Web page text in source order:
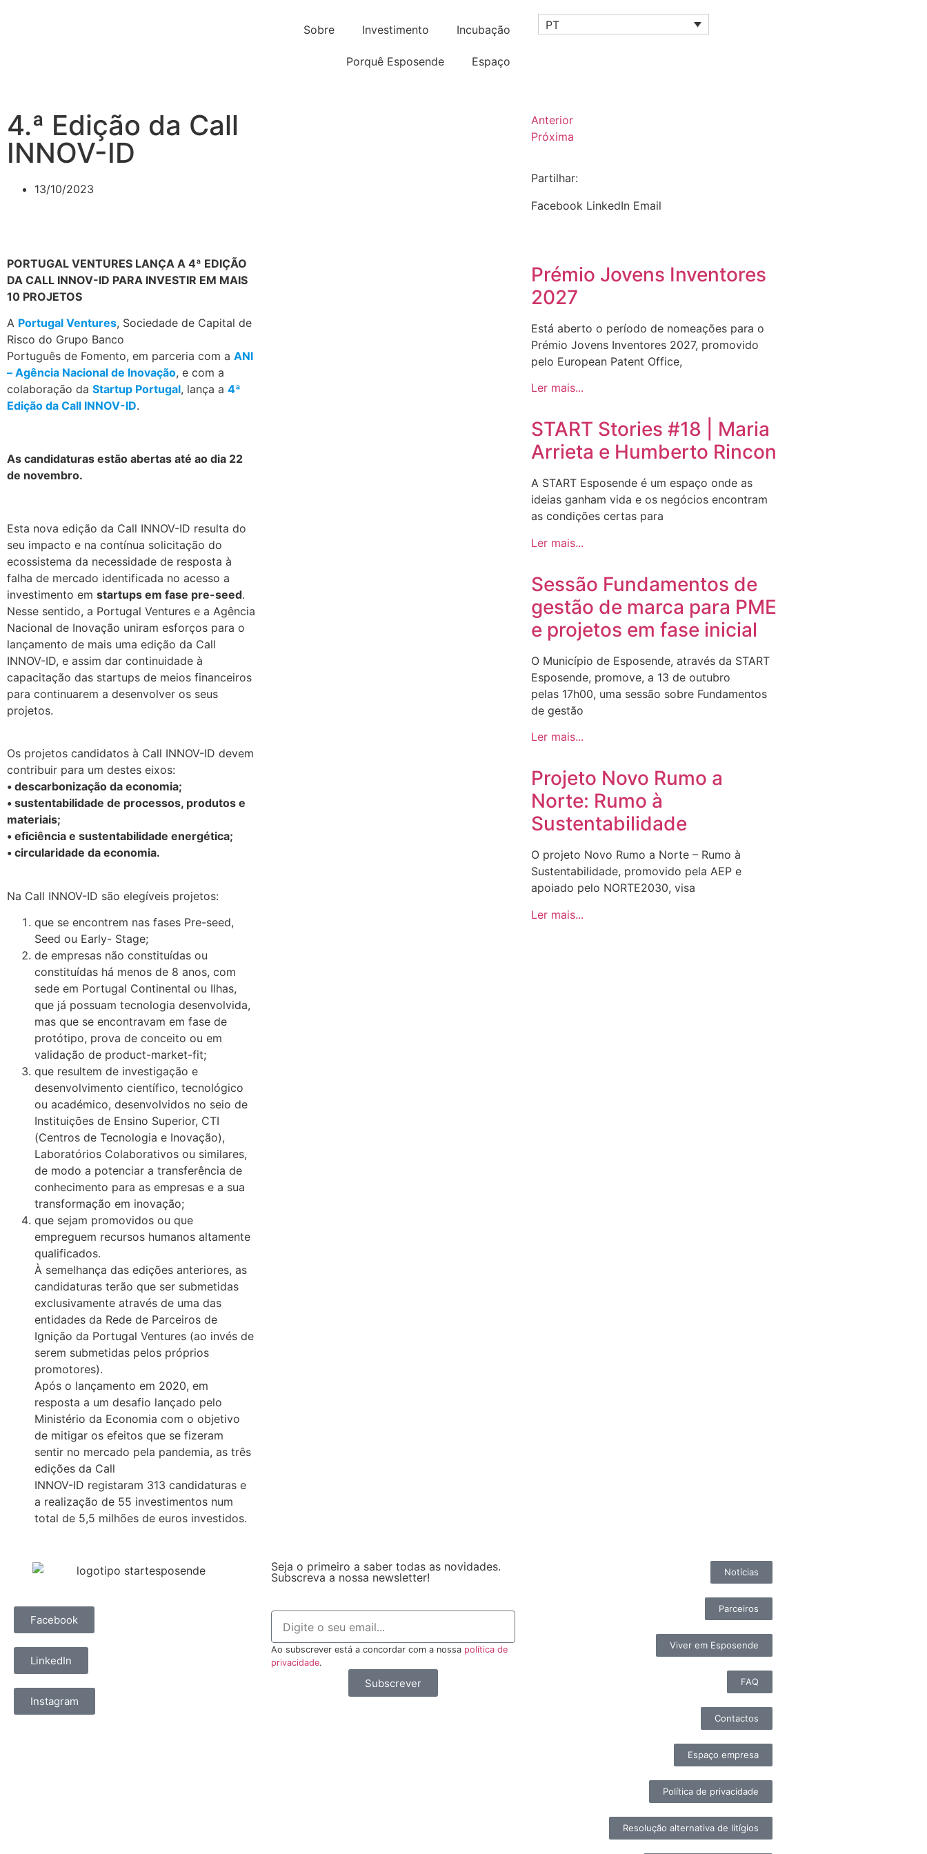
Sobre Investimento Incubação
Porquê Esposende Espaço
PT
4.ª Edição da Call
INNOV-ID
13/10/2023
PORTUGAL VENTURES LANÇA A 4ª EDIÇÃO
DA CALL INNOV-ID PARA INVESTIR EM MAIS
10 PROJETOS
A Portugal Ventures, Sociedade de Capital de
Risco do Grupo Banco
Português de Fomento, em parceria com a ANI
– Agência Nacional de Inovação, e com a
colaboração da Startup Portugal, lança a 4ª
Edição da Call INNOV-ID.
As candidaturas estão abertas até ao dia 22
de novembro.
Esta nova edição da Call INNOV-ID resulta do
seu impacto e na contínua solicitação do
ecossistema da necessidade de resposta à
falha de mercado identificada no acesso a
investimento em startups em fase pre-seed.
Nesse sentido, a Portugal Ventures e a Agência
Nacional de Inovação uniram esforços para o
lançamento de mais uma edição da Call
INNOV-ID, e assim dar continuidade à
capacitação das startups de meios financeiros
para continuarem a desenvolver os seus
projetos.
Os projetos candidatos à Call INNOV-ID devem
contribuir para um destes eixos:
• descarbonização da economia;
• sustentabilidade de processos, produtos e
materiais;
• eficiência e sustentabilidade energética;
• circularidade da economia.
Na Call INNOV-ID são elegíveis projetos:
que se encontrem nas fases Pre-seed,
Seed ou Early- Stage;
de empresas não constituídas ou
constituídas há menos de 8 anos, com
sede em Portugal Continental ou Ilhas,
que já possuam tecnologia desenvolvida,
mas que se encontravam em fase de
protótipo, prova de conceito ou em
validação de product-market-fit;
que resultem de investigação e
desenvolvimento científico, tecnológico
ou académico, desenvolvidos no seio de
Instituições de Ensino Superior, CTI
(Centros de Tecnologia e Inovação),
Laboratórios Colaborativos ou similares,
de modo a potenciar a transferência de
conhecimento para as empresas e a sua
transformação em inovação;
que sejam promovidos ou que
empreguem recursos humanos altamente
qualificados.
À semelhança das edições anteriores, as
candidaturas terão que ser submetidas
exclusivamente através de uma das
entidades da Rede de Parceiros de
Ignição da Portugal Ventures (ao invés de
serem submetidas pelos próprios
promotores).
Após o lançamento em 2020, em
resposta a um desafio lançado pelo
Ministério da Economia com o objetivo
de mitigar os efeitos que se fizeram
sentir no mercado pela pandemia, as três
edições da Call
INNOV-ID registaram 313 candidaturas e
a realização de 55 investimentos num
total de 5,5 milhões de euros investidos.
Anterior
Próxima
Partilhar:
Facebook LinkedIn Email
Prémio Jovens Inventores
2027
Está aberto o período de nomeações para o
Prémio Jovens Inventores 2027, promovido
pelo European Patent Office,
Ler mais...
START Stories #18 | Maria
Arrieta e Humberto Rincon
A START Esposende é um espaço onde as
ideias ganham vida e os negócios encontram
as condições certas para
Ler mais...
Sessão Fundamentos de
gestão de marca para PME
e projetos em fase inicial
O Município de Esposende, através da START
Esposende, promove, a 13 de outubro
pelas 17h00, uma sessão sobre Fundamentos
de gestão
Ler mais...
Projeto Novo Rumo a
Norte: Rumo à
Sustentabilidade
O projeto Novo Rumo a Norte – Rumo à
Sustentabilidade, promovido pela AEP e
apoiado pelo NORTE2030, visa
Ler mais...
Facebook
LinkedIn
Instagram
Seja o primeiro a saber todas as novidades.
Subscreva a nossa newsletter!
Ao subscrever está a concordar com a nossa política de
privacidade.
Subscrever
Notícias
Parceiros
Viver em Esposende
FAQ
Contactos
Espaço empresa
Política de privacidade
Resolução alternativa de litígios